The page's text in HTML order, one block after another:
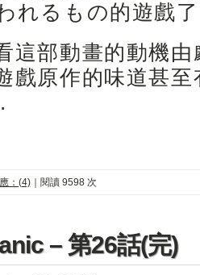
れるもの的遊戲
這部動畫的動機
戲原作的味道甚
：(4)｜閱讀 9598 次
– 第26話(完)